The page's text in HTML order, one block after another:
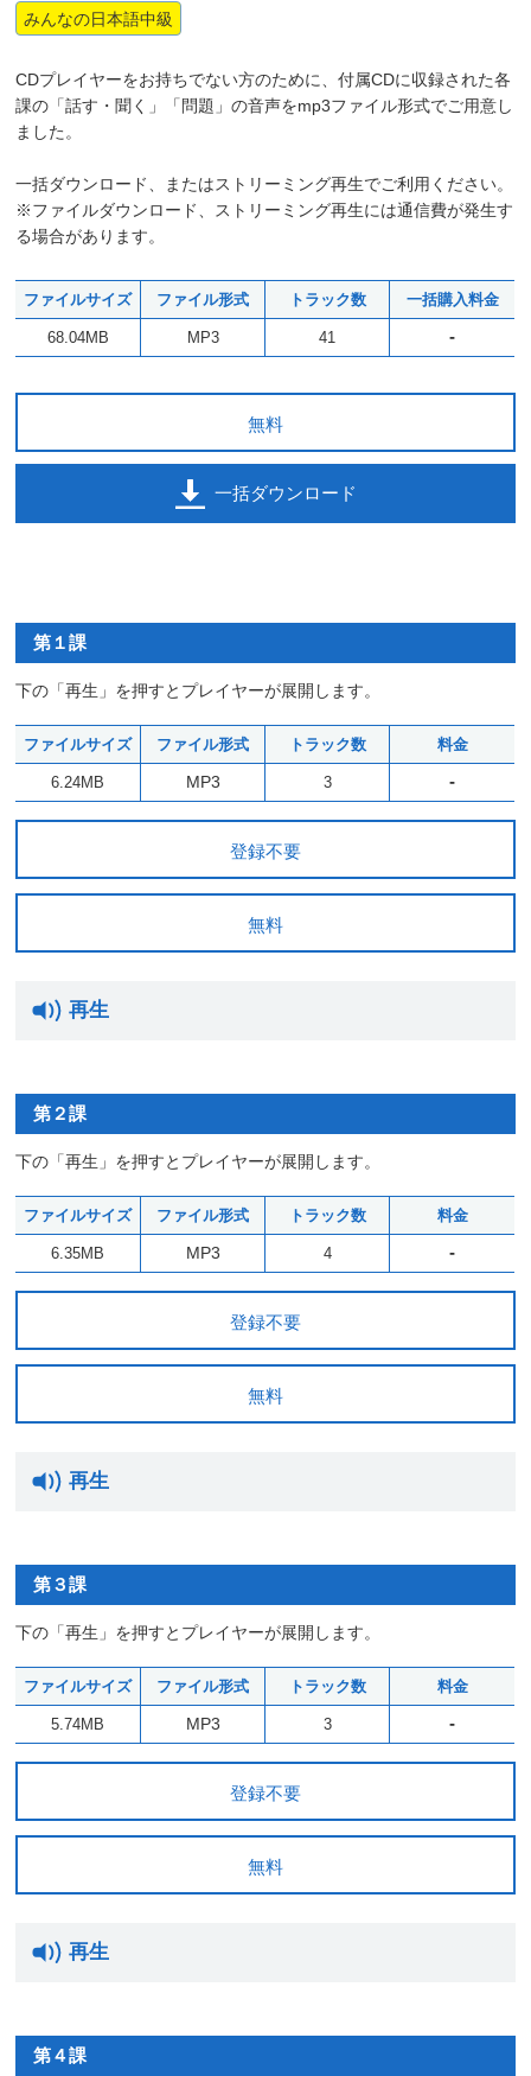
みんなの日本語中級
CDプレイヤーをお持ちでない方のために、付属CDに収録された各
課の「話す・聞く」「問題」の音声をmp3ファイル形式でご用意し
ました。
一括ダウンロード、またはストリーミング再生でご利用ください。
※ファイルダウンロード、ストリーミング再生には通信費が発生す
る場合があります。
ファイルサイズ ファイル形式 トラック数 一括購入料金
68.04MB MP3 41 -
無料
一括ダウンロード
第１課
下の「再生」を押すとプレイヤーが展開します。
ファイルサイズ ファイル形式 トラック数 料金
6.24MB MP3 3 -
登録不要
無料
再生
第２課
下の「再生」を押すとプレイヤーが展開します。
ファイルサイズ ファイル形式 トラック数 料金
6.35MB MP3 4 -
登録不要
無料
再生
第３課
下の「再生」を押すとプレイヤーが展開します。
ファイルサイズ ファイル形式 トラック数 料金
5.74MB MP3 3 -
登録不要
無料
再生
第４課